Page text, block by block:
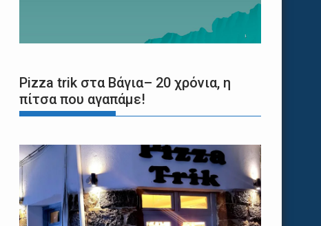
Pizza trik στα Βάγια– 20 χρόνια, η
πίτσα που αγαπάμε!